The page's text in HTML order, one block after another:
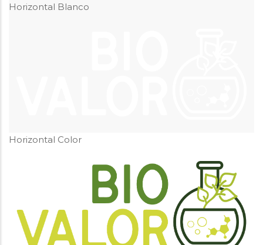
Horizontal Blanco
Horizontal Color